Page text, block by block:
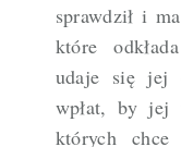
sprawdził i
które
udaje się jej
wpłat, by jej
których